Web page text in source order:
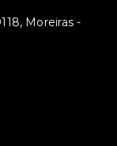
Moreiras -